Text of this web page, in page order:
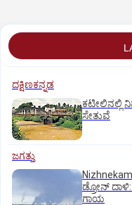
ದಕ್ಷಿಣಕನ್ನಡ
ಕಟೀಲಿನಲ್ಲಿ
ಸೇತುವೆ
ಜಗತ್ತು
ಡ್ರೋನ್
ಗಾಯ